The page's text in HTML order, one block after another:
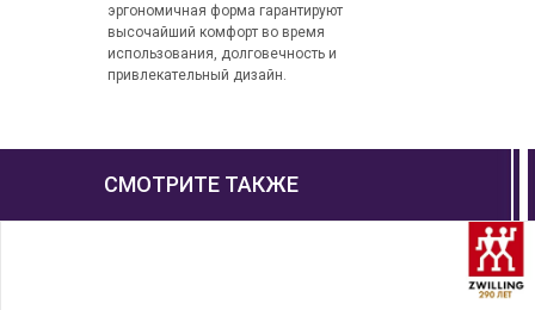
эргономичная форма гарантируют
высочайший комфорт во время
использования, долговечность и
привлекательный дизайн.
СМОТРИТЕ ТАКЖЕ